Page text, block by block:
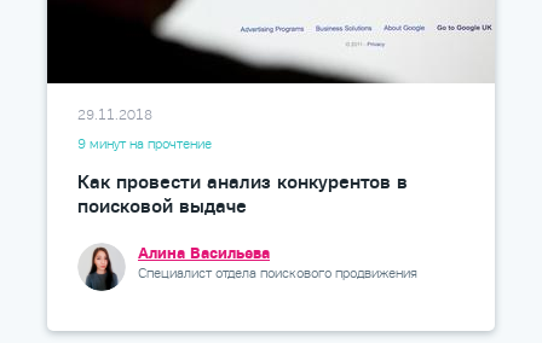
29.11.2018
9 минут на прочтение
Как провести анализ конкурентов в
поисковой выдаче
Алина Васильева
Специалист отдела поискового продвижения